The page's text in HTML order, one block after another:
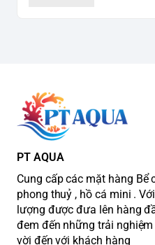
PT AQUA
Cung cấp các mặt hàng Bể
phong thuỷ , hồ cá mini .
lượng được đưa lên hàng
đem đến những trải
vời đến với khách hàng